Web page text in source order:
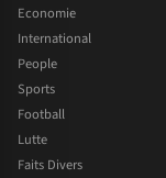
Economie
International
People
Sports
Football
Lutte
Faits Divers